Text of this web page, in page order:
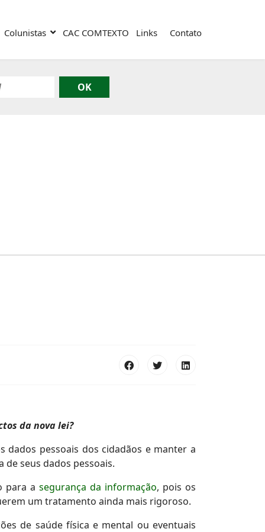
Colunistas CAC COMTEXTO Links Contato
da nova lei?
pessoais dos cidadãos e manter a
seus dados pessoais.
para a segurança da informação, pois os
um tratamento ainda mais rigoroso.
de saúde física e mental ou eventuais